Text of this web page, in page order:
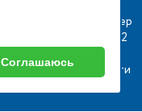
Соглашаюсь
справочный характер
с пунктом 2
наличии и стоимости
обращайтесь к